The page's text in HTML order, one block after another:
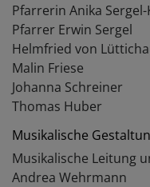
Pfarrerin Anika
Pfarrer Erwin Sergel
Helmfried von
Malin Friese
Johanna Schreiner
Thomas Huber
Musikalische
Musikalische Leitung
Andrea Wehrmann